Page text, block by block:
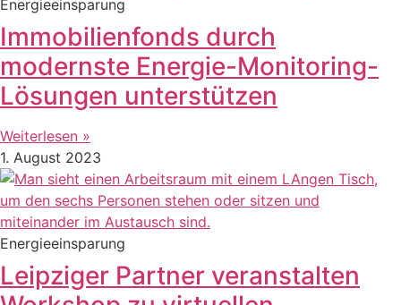
Energieeinsparung
Immobilienfonds durch
modernste Energie-Monitoring-
Lösungen unterstützen
Weiterlesen »
1. August 2023
Energieeinsparung
Leipziger Partner veranstalten